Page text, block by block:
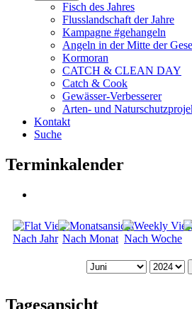
Fisch des Jahres
Flusslandschaft der Jahre
Kampagne #gehangeln
Angeln in der Mitte der
Kormoran
CATCH & CLEAN DAY
Catch & Cook
Gewässer-Verbesserer
Arten- und
Kontakt
Suche
Terminkalender
Nach Jahr Nach Monat Nach Woche
Tagesansicht